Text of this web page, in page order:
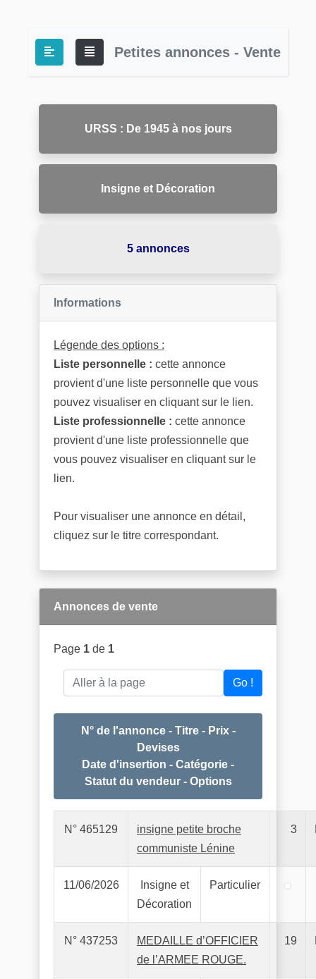
Petites annonces - Vente
URSS : De 1945 à nos jours
Insigne et Décoration
5 annonces
Informations
Légende des options :
Liste personnelle : cette annonce
provient d'une liste personnelle que vous
pouvez visualiser en cliquant sur le lien.
Liste professionnelle : cette annonce
provient d'une liste professionnelle que
vous pouvez visualiser en cliquant sur le
lien.
Pour visualiser une annonce en détail,
cliquez sur le titre correspondant.
Annonces de vente
Page 1 de 1
Aller à la page Go !
N° de l'annonce - Titre - Prix -
Devises
Date d'insertion - Catégorie -
Statut du vendeur - Options
N° 465129
insigne petite broche
communiste Lénine
3
11/06/2026
Insigne et
Décoration
Particulier
N° 437253
MEDAILLE d’OFFICIER
de l’ARMEE ROUGE.
19